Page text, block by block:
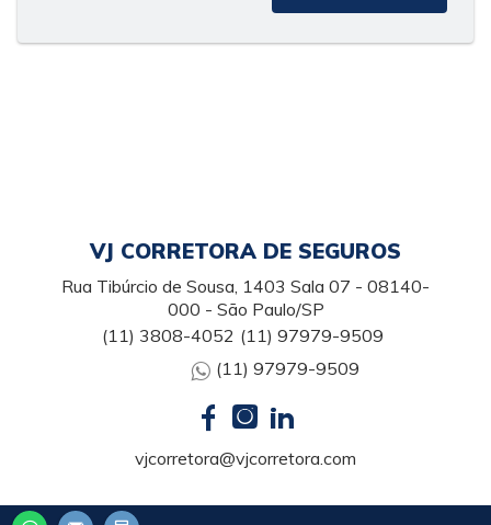
VJ CORRETORA DE SEGUROS
Rua Tibúrcio de Sousa, 1403 Sala 07 - 08140-
000 - São Paulo/SP
(11) 3808-4052 (11) 97979-9509
(11) 97979-9509
vjcorretora@vjcorretora.com